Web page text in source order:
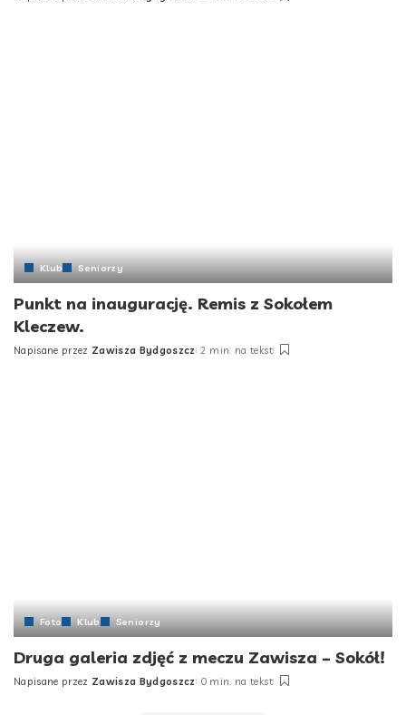
Klub Seniorzy
Punkt na inaugurację. Remis z Sokołem
Kleczew.
Napisane przez Zawisza Bydgoszcz 2 min. na tekst
Foto Klub Seniorzy
Druga galeria zdjęć z meczu Zawisza – Sokół!
Napisane przez Zawisza Bydgoszcz 0 min. na tekst